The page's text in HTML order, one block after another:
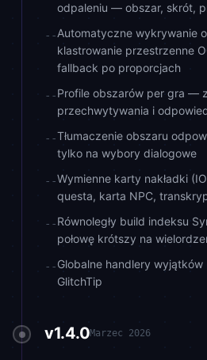
odpaleniu — obszar, skrót,
--Automatyczne wykrywanie
klastrowanie przestrzenne
fallback po proporcjach
--Profile obszarów per gra —
przechwytywania i
--Tłumaczenie obszaru
tylko na wybory dialogowe
--Wymienne karty nakładki
questa, karta NPC,
--Równoległy build indeksu
połowę krótszy na
--Globalne handlery
GlitchTip
v1.4.0Marzec 2026